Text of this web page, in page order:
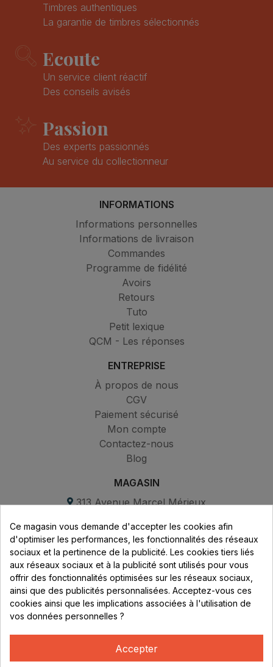
Timbres authentiques
La garantie de timbres sélectionnés
Ecoute
Un service client réactif
Des conseils avisés
Passion
Des experts passionnés
Au service du collectionneur
INFORMATIONS
Informations personnelles
Informations de livraison
Commandes
Programme de fidélité
Avoirs
Retours
Tuto
Petit lexique
QCM - Les réponses
ENTREPRISE
À propos de nous
CGV
Paiement sécurisé
Mon compte
Contactez-nous
Blog
MAGASIN
313 Avenue Marcel Mérieux
69530 Brignais
Lundi au vendredi :
8h - 16h
uniquement sur Rendez-vous
CONTACT
04 78 37 00 68
contact@rhonephilatelie.fr
Ce magasin vous demande d'accepter les cookies afin
d'optimiser les performances, les fonctionnalités des réseaux
sociaux et la pertinence de la publicité. Les cookies tiers liés
aux réseaux sociaux et à la publicité sont utilisés pour vous
offrir des fonctionnalités optimisées sur les réseaux sociaux,
ainsi que des publicités personnalisées. Acceptez-vous ces
cookies ainsi que les implications associées à l'utilisation de
vos données personnelles ?
Accepter